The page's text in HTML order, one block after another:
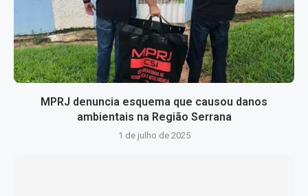
MPRJ denuncia esquema que causou danos
ambientais na Região Serrana
1 de julho de 2025